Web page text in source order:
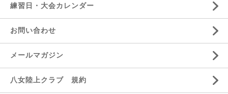
練習日・大会カレンダー
お問い合わせ
メールマガジン
八女陸上クラブ 規約